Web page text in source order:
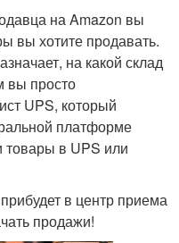
на Amazon вы
вы хотите продавать.
на какой склад
вы просто
UPS, который
платформе
товары в UPS или
в центр приема
продажи!